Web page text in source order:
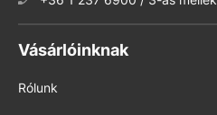
Vásárlóinknak
Rólunk